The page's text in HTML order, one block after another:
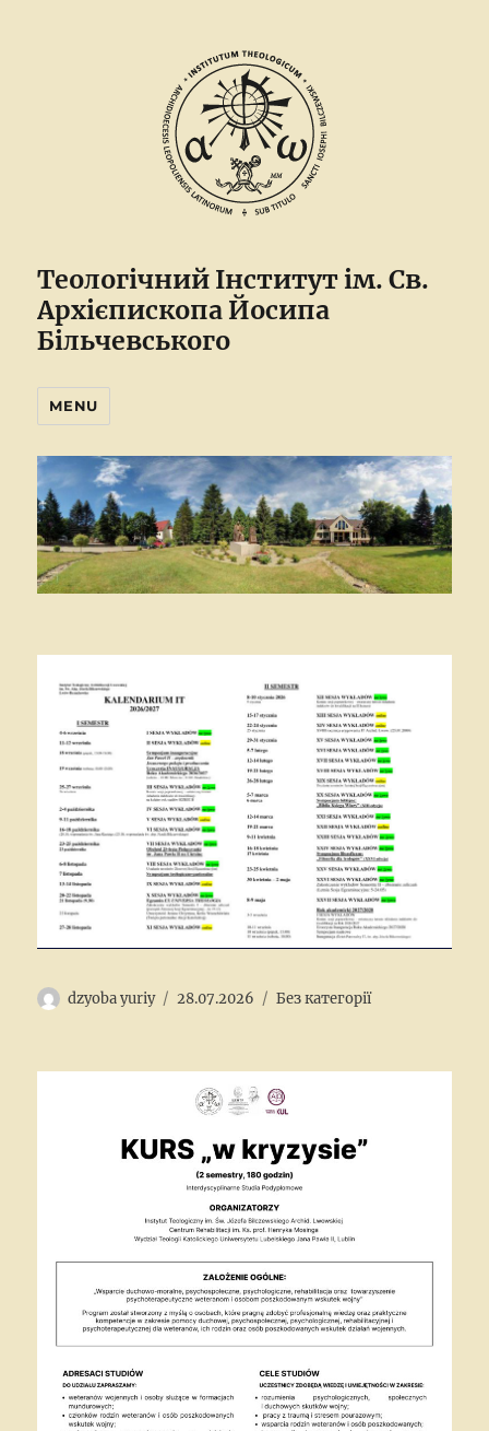
Теологічний Інститут ім. Св.
Архієпископа Йосипа
Більчевського
MENU
Author
dzyoba yuriy
Posted
28.07.2026 Categories
Без категорії